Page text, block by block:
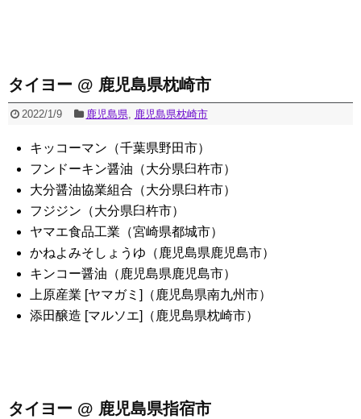
タイヨー @ 鹿児島県枕崎市
2022/1/9 鹿児島県, 鹿児島県枕崎市
キッコーマン（千葉県野田市）
フンドーキン醤油（大分県臼杵市）
大分醤油協業組合（大分県臼杵市）
フジジン（大分県臼杵市）
ヤマエ食品工業（宮崎県都城市）
かねよみそしょうゆ（鹿児島県鹿児島市）
キンコー醤油（鹿児島県鹿児島市）
上原産業 [ヤマガミ]（鹿児島県南九州市）
添田醸造 [マルソエ]（鹿児島県枕崎市）
タイヨー @ 鹿児島県指宿市